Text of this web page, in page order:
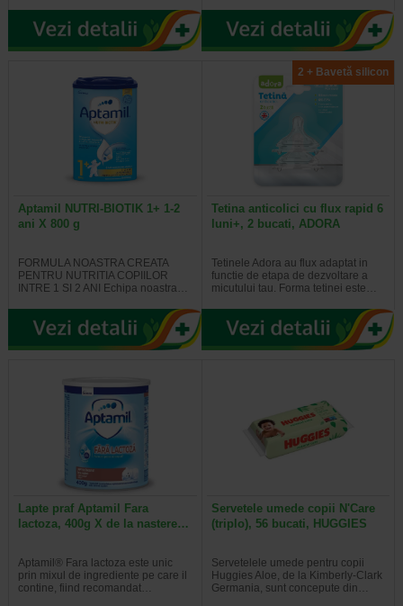
Aptamil NUTRI-BIOTIK 1+ 1-2
ani X 800 g
FORMULA NOASTRA CREATA
PENTRU NUTRITIA COPIILOR
INTRE 1 SI 2 ANI Echipa noastra…
2 + Bavetă silicon
Tetina anticolici cu flux rapid 6
luni+, 2 bucati, ADORA
Tetinele Adora au flux adaptat in
functie de etapa de dezvoltare a
micutului tau. Forma tetinei este…
Lapte praf Aptamil Fara
lactoza, 400g X de la nastere…
Aptamil® Fara lactoza este unic
prin mixul de ingrediente pe care il
contine, fiind recomandat…
Servetele umede copii N'Care
(triplo), 56 bucati, HUGGIES
Servetelele umede pentru copii
Huggies Aloe, de la Kimberly-Clark
Germania, sunt concepute din…